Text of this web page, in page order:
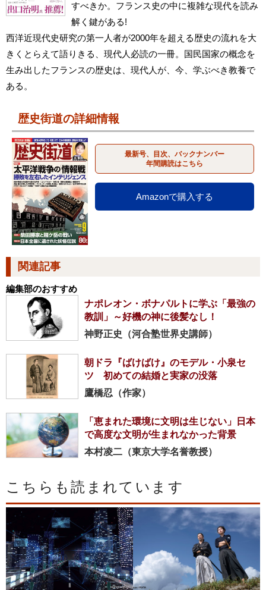
すべきか。フランス史の中に複雑な現代を読み
解く鍵がある!
西洋近現代史研究の第一人者が2000年を超える歴史の流れを大
きくとらえて語りきる、現代人必読の一冊。国民国家の概念を
生み出したフランスの歴史は、現代人が、今、学ぶべき教養で
ある。
歴史街道の詳細情報
最新号、目次、バックナンバー
年間購読はこちら
Amazonで購入する
関連記事
編集部のおすすめ
ナポレオン・ボナパルトに学ぶ「最強の
教訓」～好機の神に後髪なし！
神野正史（河合塾世界史講師）
朝ドラ『ばけばけ』のモデル・小泉セ
ツ 初めての結婚と実家の没落
鷹橋忍（作家）
「恵まれた環境に文明は生じない」日本
で高度な文明が生まれなかった背景
本村凌二（東京大学名誉教授）
こちらも読まれています